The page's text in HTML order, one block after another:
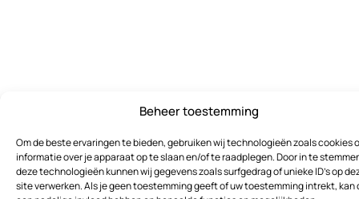
Beheer toestemming
Om de beste ervaringen te bieden, gebruiken wij technologieën zoals cookies
informatie over je apparaat op te slaan en/of te raadplegen. Door in te
deze technologieën kunnen wij gegevens zoals surfgedrag of unieke ID's op
site verwerken. Als je geen toestemming geeft of uw toestemming intrekt, kan